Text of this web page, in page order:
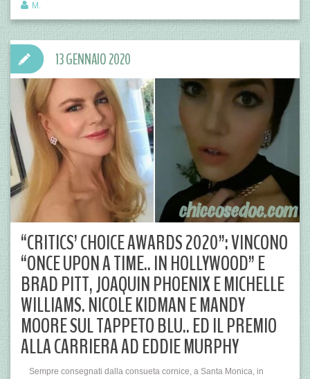
M.
“CRITICS’ CHOICE AWARDS 2020”: VINCONO
“ONCE UPON A TIME.. IN HOLLYWOOD” E
BRAD PITT, JOAQUIN PHOENIX E MICHELLE
WILLIAMS. NICOLE KIDMAN E MANDY
MOORE SUL TAPPETO BLU.. ED IL PREMIO
ALLA CARRIERA AD EDDIE MURPHY
Sempre consegnati dalla consueta cornice, a Santa Monica, in
13 GENNAIO 2020